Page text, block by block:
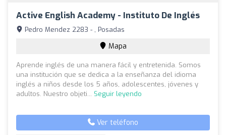
Active English Academy - Instituto De Inglés
Pedro Mendez 2283 - , Posadas
Mapa
Aprende inglés de una manera fácil y entretenida. Somos
una institución que se dedica a la enseñanza del idioma
inglés a niños desde los 5 años, adolescentes, jóvenes y
adultos. Nuestro objeti... Seguir leyendo
Ver teléfono